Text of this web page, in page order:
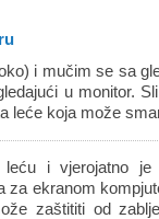
i mučim se sa
u monitor.
leće koja može
i vjerojatno je
za ekranom
zaštititi od